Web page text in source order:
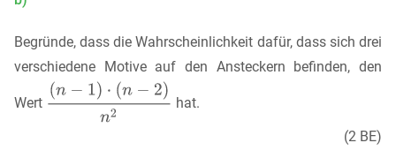
Begründe, dass die Wahrscheinlichkeit dafür, dass sich drei
verschiedene Motive auf den Ansteckern befinden, den
Wert
hat.
(2 BE)